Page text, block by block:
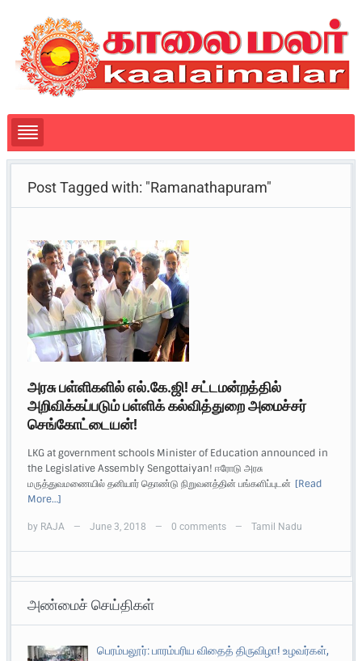
Post Tagged with: "Ramanathapuram"
அரசு பள்ளிகளில் எல்.கே.ஜி! சட்டமன்றத்தில்
அறிவிக்கப்படும் பள்ளிக் கல்வித்துறை அமைச்சர்
செங்கோட்டையன்!
LKG at government schools Minister of Education announced in
the Legislative Assembly Sengottaiyan! ஈரோடு அரசு
மருத்துவமணையில் தனியார் தொண்டு நிறுவனத்தின் பங்களிப்புடன் [Read
More…]
by RAJA — June 3, 2018 — 0 comments — Tamil Nadu
அண்மைச் செய்திகள்
பெரம்பலூர்: பாரம்பரிய விதைத் திருவிழா! உழவர்கள்,